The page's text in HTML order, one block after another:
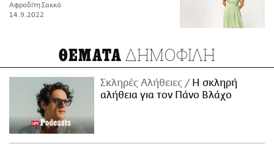
Αφροδίτη Σακκά
14.9.2022
ΘΕΜΑΤΑ ΔΗΜΟΦΙΛΗ
Σκληρές Αλήθειες
H σκληρή
αλήθεια για τον Πάνο Βλάχο